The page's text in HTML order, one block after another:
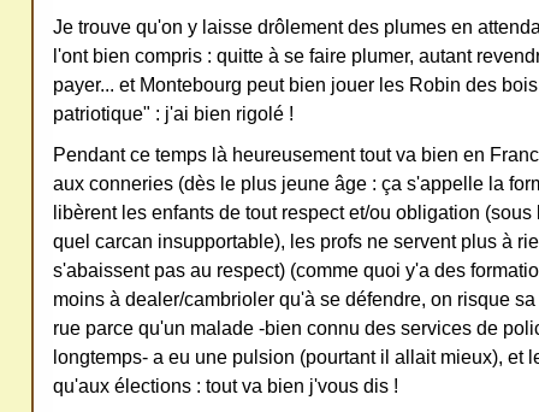
Je trouve qu'on y laisse drôlement des plumes en
l'ont bien compris : quitte à se faire plumer, autant
payer... et Montebourg peut bien jouer les Robin des
patriotique" : j'ai bien rigolé !
Pendant ce temps là heureusement tout va bien en
aux conneries (dès le plus jeune âge : ça s'appelle la
libèrent les enfants de tout respect et/ou obligation
quel carcan insupportable), les profs ne servent plus à
s'abaissent pas au respect) (comme quoi y'a des
moins à dealer/cambrioler qu'à se défendre, on risque
rue parce qu'un malade -bien connu des services de
longtemps- a eu une pulsion (pourtant il allait mieux), et
qu'aux élections : tout va bien j'vous dis !